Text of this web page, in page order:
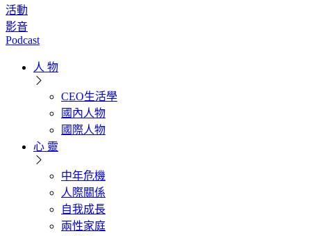
活動
影音
Podcast
人 物
CEO生活學
國內人物
國際人物
心 靈
中年危機
人際關係
自我成長
兩性家庭